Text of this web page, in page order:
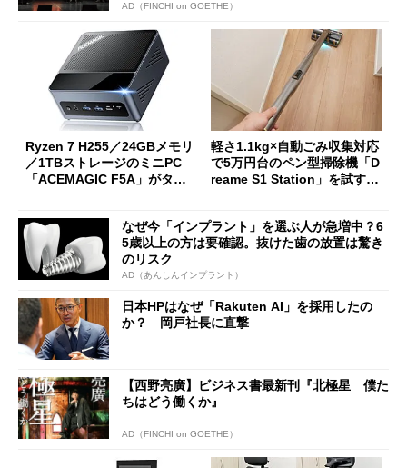
AD（FINCHI on GOETHE）
Ryzen 7 H255／24GBメモリ
／1TBストレージのミニPC
「ACEMAGIC F5A」がタイ
軽さ1.1kg×自動ごみ収集対応
で5万円台のペン型掃除機「D
reame S1 Station」を試す
なぜ今「インプラント」を選ぶ人が急増中？6
5歳以上の方は要確認。抜けた歯の放置は驚き
のリスク
AD（あんしんインプラント）
日本HPはなぜ「Rakuten AI」を採用したの
か？ 岡戸社長に直撃
【西野亮廣】ビジネス書最新刊『北極星 僕た
ちはどう働くか』
AD（FINCHI on GOETHE）